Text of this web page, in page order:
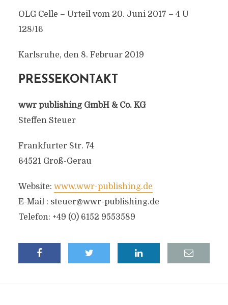
OLG Celle – Urteil vom 20. Juni 2017 – 4 U
128/16
Karlsruhe, den 8. Februar 2019
PRESSEKONTAKT
wwr publishing GmbH & Co. KG
Steffen Steuer
Frankfurter Str. 74
64521 Groß-Gerau
Website: www.wwr-publishing.de
E-Mail : steuer@wwr-publishing.de
Telefon: +49 (0) 6152 9553589